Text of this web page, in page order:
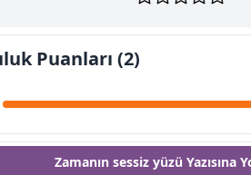
Puanları (2)
Zamanın sessiz yüzü Yazısına